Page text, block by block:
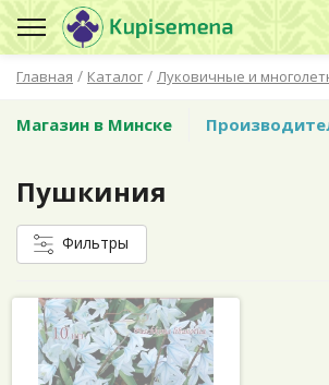
Главная / Каталог / Луковичные и
Магазин в Минске
Пушкиния
Фильтры